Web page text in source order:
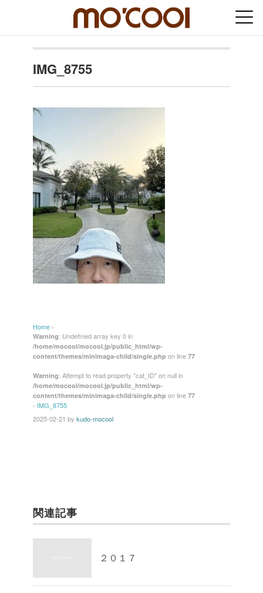
IMG_8755
Home ›
Warning: Undefined array key 0 in
/home/mocool/mocool.jp/public_html/wp-
content/themes/minimaga-child/single.php on line 77
Warning: Attempt to read property "cat_ID" on null in
/home/mocool/mocool.jp/public_html/wp-
content/themes/minimaga-child/single.php on line 77
› IMG_8755
2025-02-21 by kudo-mocool
関連記事
２０１７